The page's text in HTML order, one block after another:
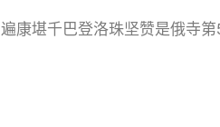
遍康堪千巴登洛珠坚赞是俄寺第